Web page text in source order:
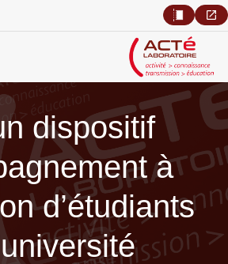
dispositif
à
d’étudiants